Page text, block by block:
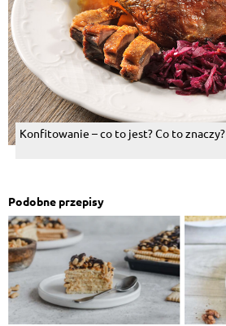
Konfitowanie – co to jest? Co to znaczy?
Podobne przepisy